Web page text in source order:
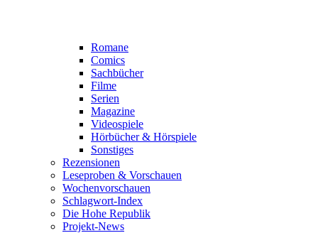
Romane
Comics
Sachbücher
Filme
Serien
Magazine
Videospiele
Hörbücher & Hörspiele
Sonstiges
Rezensionen
Leseproben & Vorschauen
Wochenvorschauen
Schlagwort-Index
Die Hohe Republik
Projekt-News